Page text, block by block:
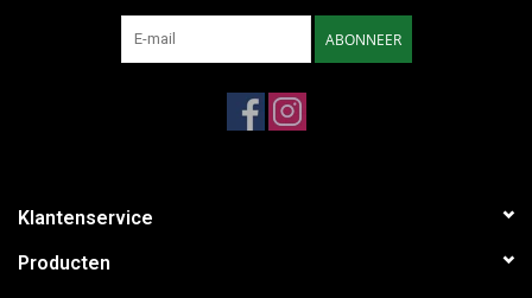
ABONNEER
Klantenservice
Producten